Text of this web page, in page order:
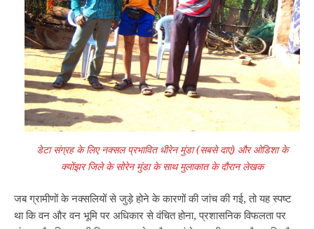
डेटा संग्रह के लिए नक्सल प्रभावित धीरेन मुंडा (सबसे दाएं) और ओडिशा के
क्योंझर जिले के सोरेन मुंडा के साथ मुलाकात के दौरान लेखक
जब ग्रामीणों के नक्सलियों से जुड़े होने के कारणों की जांच की गई, तो यह स्पष्ट
था कि वन और वन भूमि पर अधिकार से वंचित होना, प्रशासनिक विफलता पर